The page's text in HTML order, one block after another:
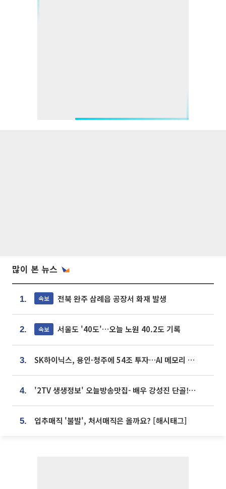
많이 본 뉴스
1. 속보 전북 완주 삼례읍 공장서 화재 발생
2. 속보 서울도 '40도'…오늘 노원 40.2도 기록
3. SK하이닉스, 용인·청주에 54조 투자…AI 메모리 생산기지 키운다
4. '2TV 생생정보' 오늘방송맛집- 배우 강성진 단골! 쌀국수ㆍ푸팟퐁 커리 맛집 '블○○○'
5. 입추매직 '불발', 처서매직은 올까요? [해시태그]